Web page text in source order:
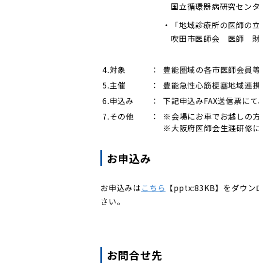
国立循環器病研究セ
「地域診療所の医師の
吹田市医師会 医師
4.対象 ：
豊能圏域の各市医師会員
5.主催
：
豊能急性心筋梗塞地域連
6.申込み
： 下記申込みFAX送信票に
7.その他
：
※会場にお車でお越しの
※大阪府医師会生涯研修
お申込み
お申込みは こちら 【pptx:83KB】をダウ
さい。
お問合せ先